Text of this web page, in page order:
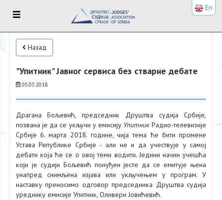
Назад
"Упитник" Јавног сервиса без стварне дебате
05.03.2018.
Драгана Бољевић, председник Друштва судија Србије,
позвана је да се укључи у емисију Упитник Радио-телевизије
Србије 6. марта 2018. године, чија тема ће бити промене
Устава Републике Србије - али не и да учествује у самој
дебати која ће се о овој теми водити. Једини начин учешћа
који је судији Бољевић понуђен јесте да се емитује њена
унапред снимљена изјава или укључењем у програм. У
наставку преносимо одговор председника Друштва судија
уреднику емисије Упитник, Оливери Јовићевић.
En